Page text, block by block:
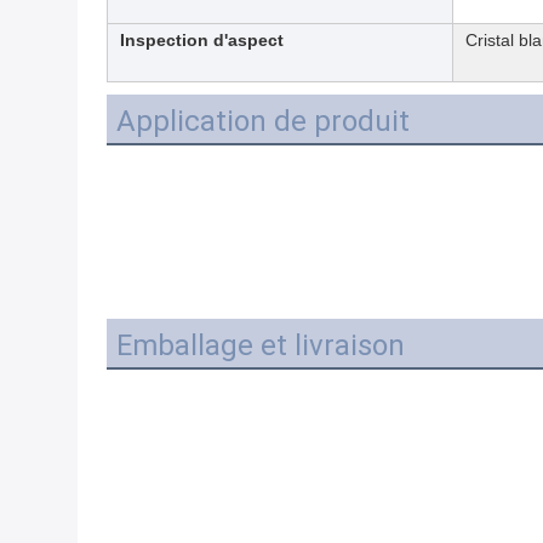
Inspection d'aspect Cristal
Application de produit
Emballage et livraison